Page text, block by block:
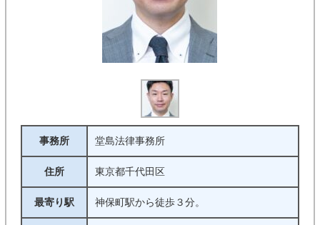
事務所 堂島法律事務所
住所 東京都千代田区
最寄り駅 神保町駅から徒歩３分。